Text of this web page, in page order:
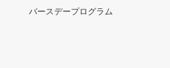
バースデープログラム